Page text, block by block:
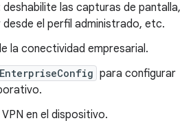
deshabilite las capturas de pantalla,
el perfil administrado, etc.
la conectividad empresarial.
para configurar
en el dispositivo.